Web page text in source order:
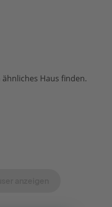
Haus finden.